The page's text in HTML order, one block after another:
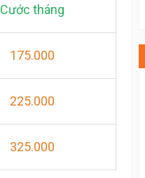
Cước tháng
175.000
225.000
325.000